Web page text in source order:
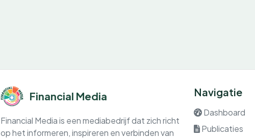
Financial Media
Financial Media is een mediabedrijf dat zich richt
op het informeren, inspireren en verbinden van
Navigatie
Dashboard
Publicaties